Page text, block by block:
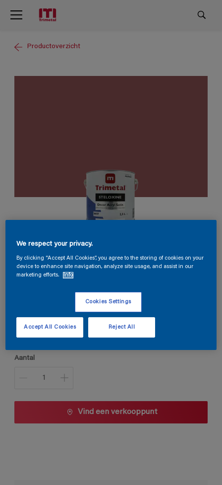
Productoverzicht
Steloxine Decor Acryl Satin
B4.24.35
Verpakkingsgrootte
1 L
Aantal
Vind een verkooppunt
We respect your privacy.
By clicking “Accept All Cookies”, you agree to the storing of cookies on your
device to enhance site navigation, analyze site usage, and assist in our
marketing efforts.
Info
Cookies Settings
Reject All
Accept All Cookies